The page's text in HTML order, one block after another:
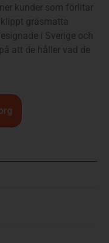
kunder som förlitar
gräsmatta
i Sverige och
att de håller vad de